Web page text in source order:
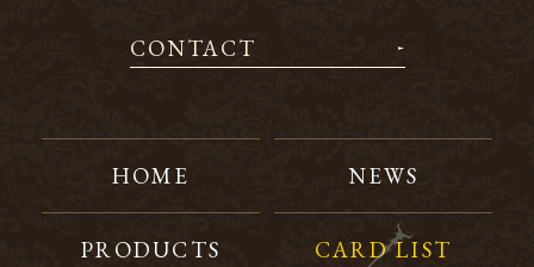
CONTACT
HOME NEWS
PRODUCTS CARD LIST